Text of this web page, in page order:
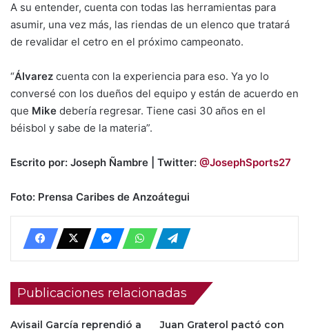
A su entender, cuenta con todas las herramientas para
asumir, una vez más, las riendas de un elenco que tratará
de revalidar el cetro en el próximo campeonato.
“Álvarez cuenta con la experiencia para eso. Ya yo lo
conversé con los dueños del equipo y están de acuerdo en
que Mike debería regresar. Tiene casi 30 años en el
béisbol y sabe de la materia”.
Escrito por: Joseph Ñambre | Twitter: @JosephSports27
Foto: Prensa Caribes de Anzoátegui
Publicaciones relacionadas
Avisail García reprendió a
Juan Graterol pactó con